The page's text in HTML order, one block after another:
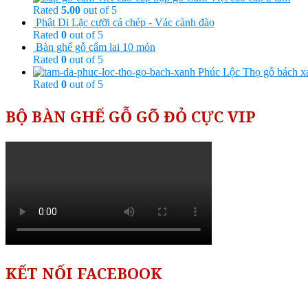
Rated 5.00 out of 5
Phật Di Lặc cưỡi cá chép - Vác cành đào
Rated 0 out of 5
Bàn ghế gỗ cẩm lai 10 món
Rated 0 out of 5
Phúc Lộc Thọ gỗ bách
Rated 0 out of 5
BỘ BÀN GHẾ GỖ GÕ ĐỎ CỰC VIP
KẾT NỐI FACEBOOK